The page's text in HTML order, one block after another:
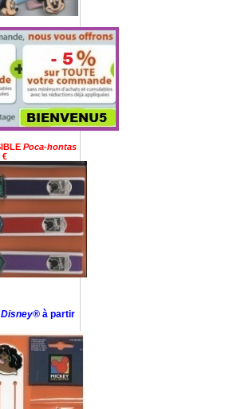
Poca-hontas
€
Disney® à partir